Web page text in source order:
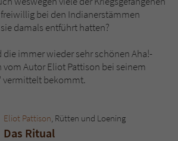
bei den Indianerstämmen
damals entführt hatten?
die immer wieder sehr schönen Aha!-
vom Autor Eliot Pattison bei seinem
vermittelt bekommt.
Eliot Pattison , Rütten und Loening
Das Ritual